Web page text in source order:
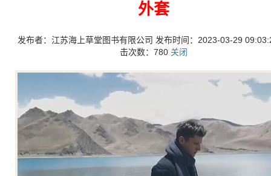
外套
发布者：江苏海上草堂图书有限公司 发布时间：2023-03-29
击次数：780 关闭